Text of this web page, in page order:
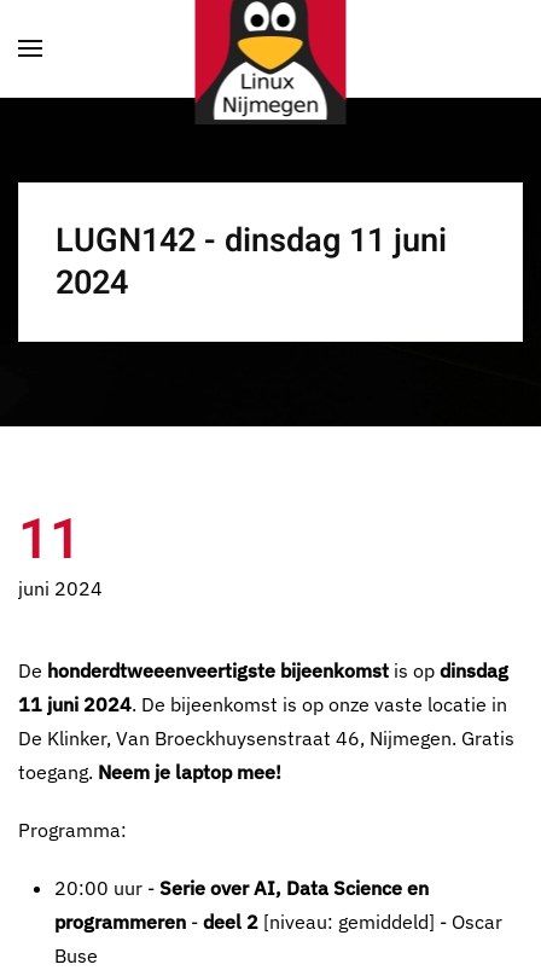
Terug naar hoofdinhoud
LUGN142 - dinsdag 11 juni
2024
11
juni 2024
De honderdtweeenveertigste bijeenkomst is op dinsdag
11 juni 2024. De bijeenkomst is op onze vaste locatie in
De Klinker, Van Broeckhuysenstraat 46, Nijmegen. Gratis
toegang. Neem je laptop mee!
Programma:
20:00 uur - Serie over AI, Data Science en
programmeren - deel 2 [niveau: gemiddeld] - Oscar
Buse